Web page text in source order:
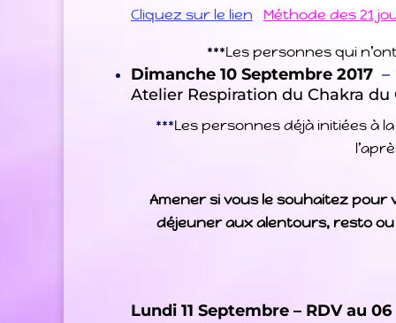
Cliquez sur le lien
Méthode des 21
***Les personnes qui
Dimanche 10 Septembre 2017
Atelier Respiration du Chakra
***Les personnes déjà initiées à
Amener si vous le souhaitez
déjeuner aux alentours, resto
Lundi 11 Septembre – RDV au